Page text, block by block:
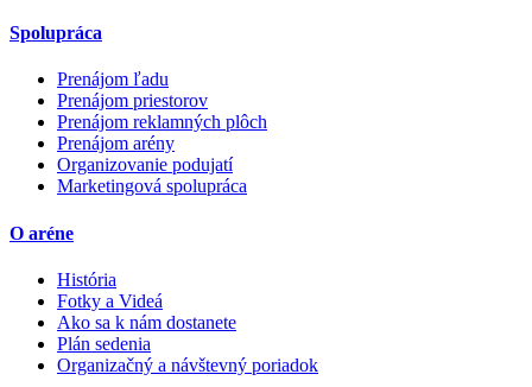
Spolupráca
Prenájom ľadu
Prenájom priestorov
Prenájom reklamných plôch
Prenájom arény
Organizovanie podujatí
Marketingová spolupráca
O aréne
História
Fotky a Videá
Ako sa k nám dostanete
Plán sedenia
Organizačný a návštevný poriadok